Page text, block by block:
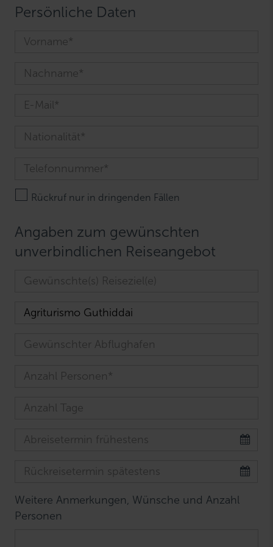
Persönliche Daten
Rückruf nur in dringenden Fällen
Angaben zum gewünschten
unverbindlichen Reiseangebot
Weitere Anmerkungen, Wünsche und Anzahl
Personen